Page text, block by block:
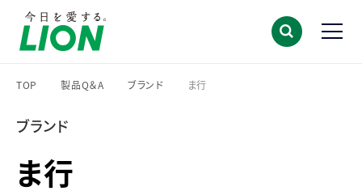
TOP
製品Q＆A
ブランド
ま行
ブランド
ま行